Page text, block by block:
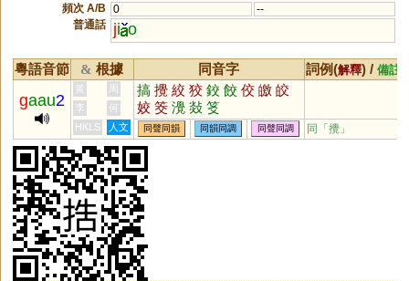
頻次 A/B
0
--
普通話
ji o
粵語音節 & 根據 同音字 詞例(解釋) / 備註
gaau2
黃 周 搞 攪 絞 狡 鉸 餃 佼 皦 皎
姣 筊 灚 敥 笅
李
何
HKLS
人文 同聲同韻 同韻同調 同聲同調 同「攪 」